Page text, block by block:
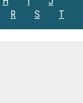
R S
T